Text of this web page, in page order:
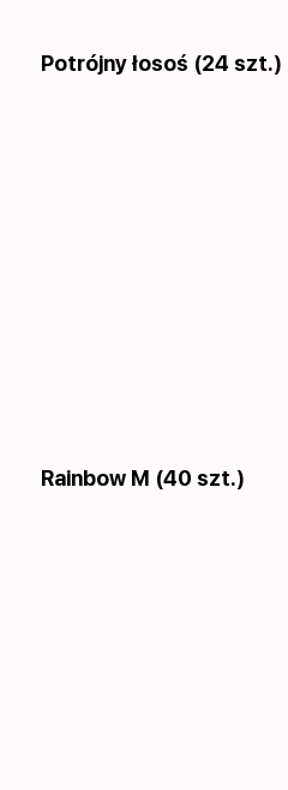
Potrójny łosoś (24 szt.)
Rainbow M (40 szt.)